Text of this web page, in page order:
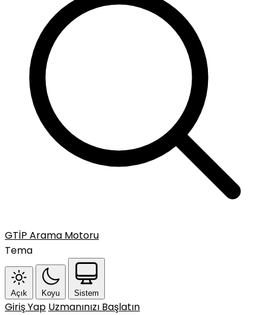
GTİP Arama Motoru
Tema
Açık Koyu Sistem
Giriş Yap Uzmanınızı Başlatın